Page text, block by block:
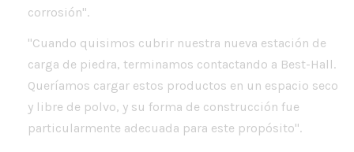
corrosión".
"Cuando quisimos cubrir nuestra nueva estación de
carga de piedra, terminamos contactando a Best-Hall.
Queríamos cargar estos productos en un espacio seco
y libre de polvo, y su forma de construcción fue
particularmente adecuada para este propósito".